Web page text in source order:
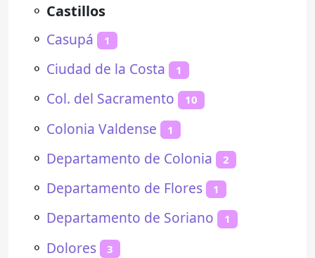
⚬ Castillos
⚬ Casupá 1
⚬ Ciudad de la Costa 1
⚬ Col. del Sacramento 10
⚬ Colonia Valdense 1
⚬ Departamento de Colonia 2
⚬ Departamento de Flores 1
⚬ Departamento de Soriano 1
⚬ Dolores 3